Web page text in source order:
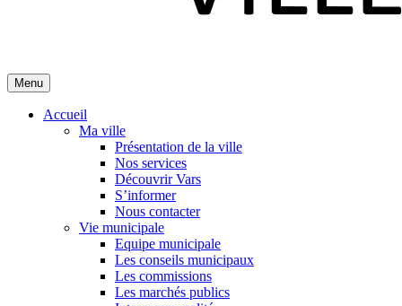
Menu
Accueil
Ma ville
Présentation de la ville
Nos services
Découvrir Vars
S’informer
Nous contacter
Vie municipale
Equipe municipale
Les conseils municipaux
Les commissions
Les marchés publics